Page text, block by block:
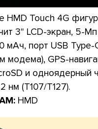
HMD Touch 4G
3" LCD-экран, 5-
мАч, порт USB
модема), GPS-
и одноядерный
нм (T107/T127).
HMD